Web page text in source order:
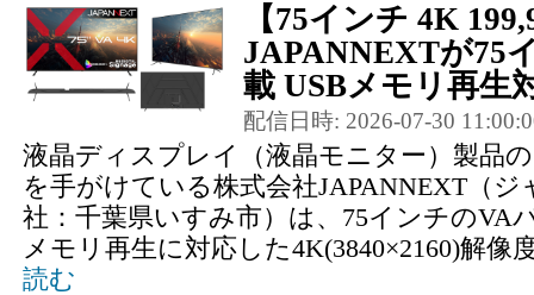
【75インチ 4K
JAPANNEXTが75
載 USBメモリ再生
配信日時: 2026-07-30
液晶ディスプレイ（液晶モニター）製品
を手がけている株式会社JAPANNEXT（
社：千葉県いすみ市）は、75インチのVA
メモリ再生に対応した4K(3840×2160)解像
読む